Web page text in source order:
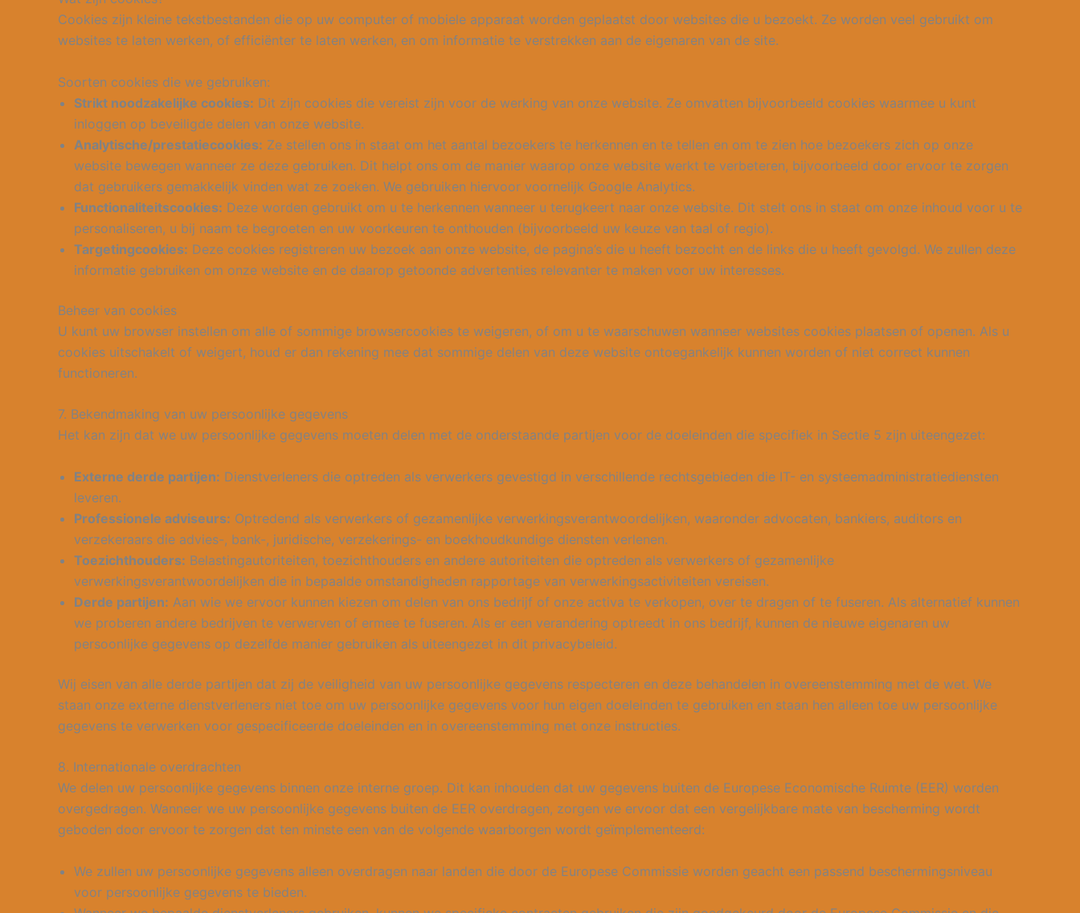
Cookies zijn kleine tekstbestanden die op uw computer of mobiele apparaat worden geplaatst door websites die u bezoekt. Ze worden veel gebruikt om
websites te laten werken, of efficiënter te laten werken, en om informatie te verstrekken aan de eigenaren van de site.
Soorten cookies die we gebruiken:
Strikt noodzakelijke cookies: Dit zijn cookies die vereist zijn voor de werking van onze website. Ze omvatten bijvoorbeeld cookies waarmee u kunt
inloggen op beveiligde delen van onze website.
Analytische/prestatiecookies: Ze stellen ons in staat om het aantal bezoekers te herkennen en te tellen en om te zien hoe bezoekers zich op onze
website bewegen wanneer ze deze gebruiken. Dit helpt ons om de manier waarop onze website werkt te verbeteren, bijvoorbeeld door ervoor te zorgen
dat gebruikers gemakkelijk vinden wat ze zoeken. We gebruiken hiervoor voornelijk Google Analytics.
Functionaliteitscookies: Deze worden gebruikt om u te herkennen wanneer u terugkeert naar onze website. Dit stelt ons in staat om onze inhoud voor u te
personaliseren, u bij naam te begroeten en uw voorkeuren te onthouden (bijvoorbeeld uw keuze van taal of regio).
Targetingcookies: Deze cookies registreren uw bezoek aan onze website, de pagina’s die u heeft bezocht en de links die u heeft gevolgd. We zullen deze
informatie gebruiken om onze website en de daarop getoonde advertenties relevanter te maken voor uw interesses.
Beheer van cookies
U kunt uw browser instellen om alle of sommige browsercookies te weigeren, of om u te waarschuwen wanneer websites cookies plaatsen of openen. Als u
cookies uitschakelt of weigert, houd er dan rekening mee dat sommige delen van deze website ontoegankelijk kunnen worden of niet correct kunnen
functioneren.
7. Bekendmaking van uw persoonlijke gegevens
Het kan zijn dat we uw persoonlijke gegevens moeten delen met de onderstaande partijen voor de doeleinden die specifiek in Sectie 5 zijn uiteengezet:
Externe derde partijen: Dienstverleners die optreden als verwerkers gevestigd in verschillende rechtsgebieden die IT- en systeemadministratiediensten
leveren.
Professionele adviseurs: Optredend als verwerkers of gezamenlijke verwerkingsverantwoordelijken, waaronder advocaten, bankiers, auditors en
verzekeraars die advies-, bank-, juridische, verzekerings- en boekhoudkundige diensten verlenen.
Toezichthouders: Belastingautoriteiten, toezichthouders en andere autoriteiten die optreden als verwerkers of gezamenlijke
verwerkingsverantwoordelijken die in bepaalde omstandigheden rapportage van verwerkingsactiviteiten vereisen.
Derde partijen: Aan wie we ervoor kunnen kiezen om delen van ons bedrijf of onze activa te verkopen, over te dragen of te fuseren. Als alternatief kunnen
we proberen andere bedrijven te verwerven of ermee te fuseren. Als er een verandering optreedt in ons bedrijf, kunnen de nieuwe eigenaren uw
persoonlijke gegevens op dezelfde manier gebruiken als uiteengezet in dit privacybeleid.
Wij eisen van alle derde partijen dat zij de veiligheid van uw persoonlijke gegevens respecteren en deze behandelen in overeenstemming met de wet. We
staan onze externe dienstverleners niet toe om uw persoonlijke gegevens voor hun eigen doeleinden te gebruiken en staan hen alleen toe uw persoonlijke
gegevens te verwerken voor gespecificeerde doeleinden en in overeenstemming met onze instructies.
8. Internationale overdrachten
We delen uw persoonlijke gegevens binnen onze interne groep. Dit kan inhouden dat uw gegevens buiten de Europese Economische Ruimte (EER) worden
overgedragen. Wanneer we uw persoonlijke gegevens buiten de EER overdragen, zorgen we ervoor dat een vergelijkbare mate van bescherming wordt
geboden door ervoor te zorgen dat ten minste een van de volgende waarborgen wordt geïmplementeerd:
We zullen uw persoonlijke gegevens alleen overdragen naar landen die door de Europese Commissie worden geacht een passend beschermingsniveau
voor persoonlijke gegevens te bieden.